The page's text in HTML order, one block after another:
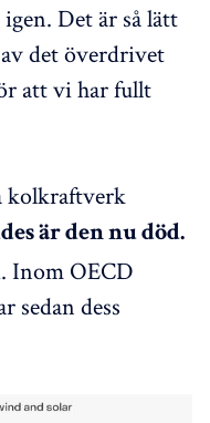
Det är så lätt
det överdrivet
att vi har fullt
kolkraftverk
är den nu död.
Inom OECD
sedan dess